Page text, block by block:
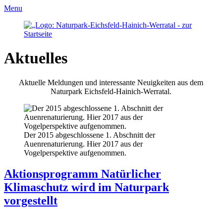
Menu
Aktuelles
Aktuelle Meldungen und interessante Neuigkeiten aus dem
Naturpark Eichsfeld-Hainich-Werratal.
Der 2015 abgeschlossene 1. Abschnitt der
Auenrenaturierung. Hier 2017 aus der
Vogelperspektive aufgenommen.
Aktionsprogramm Natürlicher
Klimaschutz wird im Naturpark
vorgestellt